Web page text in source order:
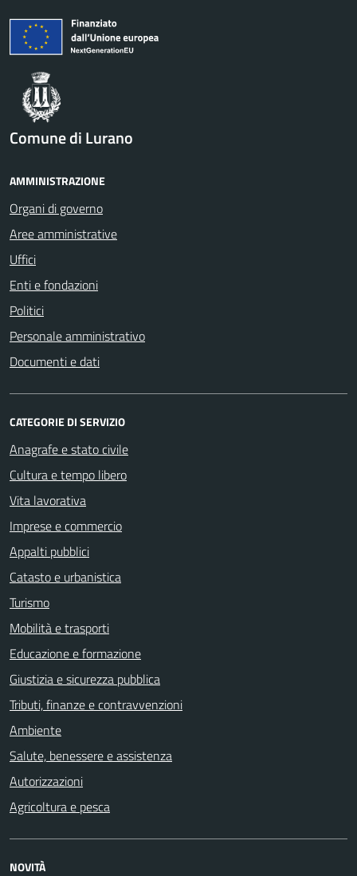
Comune di Lurano
AMMINISTRAZIONE
Organi di governo
Aree amministrative
Uffici
Enti e fondazioni
Politici
Personale amministrativo
Documenti e dati
CATEGORIE DI SERVIZIO
Anagrafe e stato civile
Cultura e tempo libero
Vita lavorativa
Imprese e commercio
Appalti pubblici
Catasto e urbanistica
Turismo
Mobilità e trasporti
Educazione e formazione
Giustizia e sicurezza pubblica
Tributi, finanze e contravvenzioni
Ambiente
Salute, benessere e assistenza
Autorizzazioni
Agricoltura e pesca
NOVITÀ